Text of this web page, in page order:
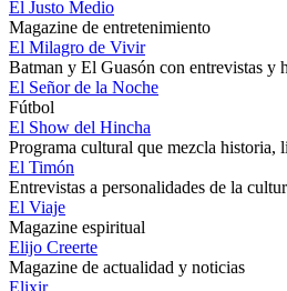
El Justo Medio
Magazine de entretenimiento
El Milagro de Vivir
Batman y El Guasón con entrevistas y
El Señor de la Noche
Fútbol
El Show del Hincha
Programa cultural que mezcla historia,
El Timón
Entrevistas a personalidades de la
El Viaje
Magazine espiritual
Elijo Creerte
Magazine de actualidad y noticias